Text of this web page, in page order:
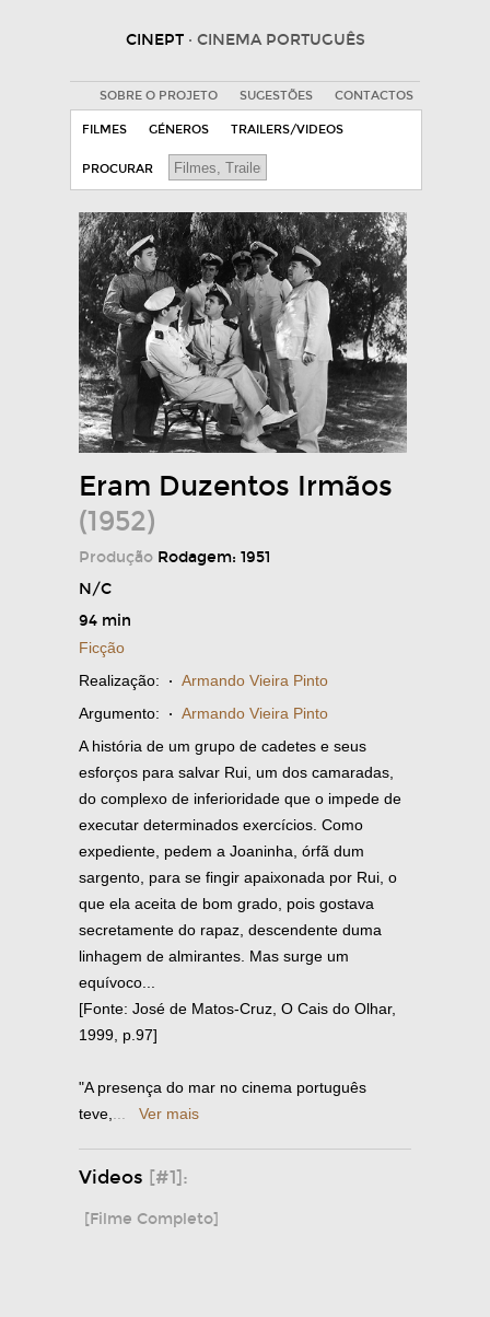
CINEPT · CINEMA PORTUGUÊS
SOBRE O PROJETO SUGESTÕES CONTACTOS
FILMES GÉNEROS TRAILERS/VIDEOS
PROCURAR
Eram Duzentos Irmãos
(1952)
Produção Rodagem: 1951
N/C
94 min
Ficção
Realização: · Armando Vieira Pinto
Argumento: · Armando Vieira Pinto
A história de um grupo de cadetes e seus
esforços para salvar Rui, um dos camaradas,
do complexo de inferioridade que o impede de
executar determinados exercícios. Como
expediente, pedem a Joaninha, órfã dum
sargento, para se fingir apaixonada por Rui, o
que ela aceita de bom grado, pois gostava
secretamente do rapaz, descendente duma
linhagem de almirantes. Mas surge um
equívoco...
[Fonte: José de Matos-Cruz, O Cais do Olhar,
1999, p.97]
"A presença do mar no cinema português
teve,
Ver mais
Videos [#1]:
[Filme Completo]